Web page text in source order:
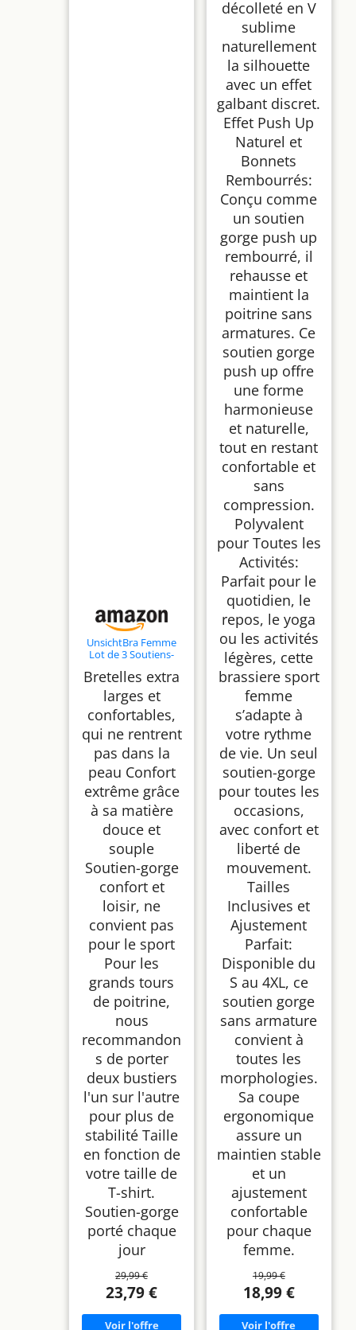
UnsichtBra Femme
Lot de 3 Soutiens-
Armatures, Coutures
et Crochets | Confort
Soutien Gorge
rembourré de Tous
Les Jours (G_SWH)(XL)
Bretelles extra
larges et
confortables,
qui ne rentrent
pas dans la
peau Confort
extrême grâce
à sa matière
douce et
souple
Soutien-gorge
confort et
loisir, ne
convient pas
pour le sport
Pour les
grands tours
de poitrine,
nous
recommandon
s de porter
deux bustiers
l'un sur l'autre
pour plus de
stabilité Taille
en fonction de
votre taille de
T-shirt.
Soutien-gorge
porté chaque
jour
29,99 €
23,79 €
décolleté en V
sublime
naturellement
la silhouette
avec un effet
galbant discret.
Effet Push Up
Naturel et
Bonnets
Rembourrés:
Conçu comme
un soutien
gorge push up
rembourré, il
rehausse et
maintient la
poitrine sans
armatures. Ce
soutien gorge
push up offre
une forme
harmonieuse
et naturelle,
tout en restant
confortable et
sans
compression.
Polyvalent
pour Toutes les
Activités:
Parfait pour le
quotidien, le
repos, le yoga
ou les activités
légères, cette
brassiere sport
femme
s’adapte à
votre rythme
de vie. Un seul
soutien-gorge
pour toutes les
occasions,
avec confort et
liberté de
mouvement.
Tailles
Inclusives et
Ajustement
Parfait:
Disponible du
S au 4XL, ce
soutien gorge
sans armature
convient à
toutes les
morphologies.
Sa coupe
ergonomique
assure un
maintien stable
et un
ajustement
confortable
pour chaque
femme.
19,99 €
18,99 €